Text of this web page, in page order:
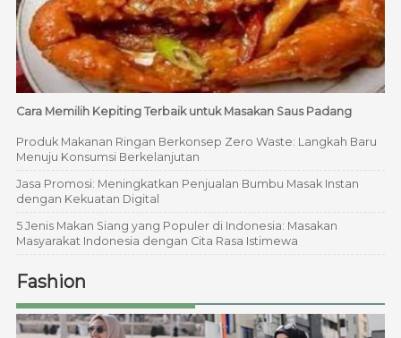
Cara Memilih Kepiting Terbaik untuk Masakan Saus Padang
Produk Makanan Ringan Berkonsep Zero Waste: Langkah Baru
Menuju Konsumsi Berkelanjutan
Jasa Promosi: Meningkatkan Penjualan Bumbu Masak Instan
dengan Kekuatan Digital
5 Jenis Makan Siang yang Populer di Indonesia: Masakan
Masyarakat Indonesia dengan Cita Rasa Istimewa
Fashion